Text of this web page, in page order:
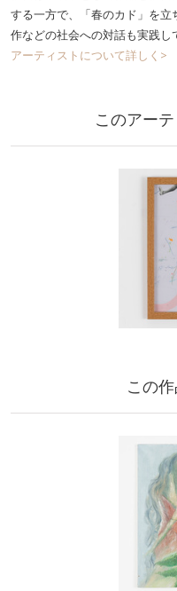
する一方で、「春のカド」を
作などの社会への対話も実践し
アーティストについて詳しく>
このアー
この